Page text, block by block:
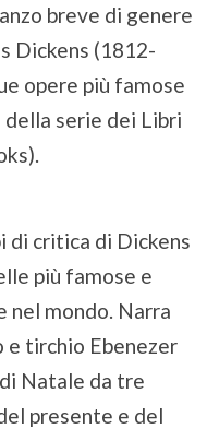
breve di genere
Dickens (1812-
opere più famose
serie dei Libri
di critica di Dickens
più famose e
nel mondo. Narra
e tirchio Ebenezer
Natale da tre
presente e del